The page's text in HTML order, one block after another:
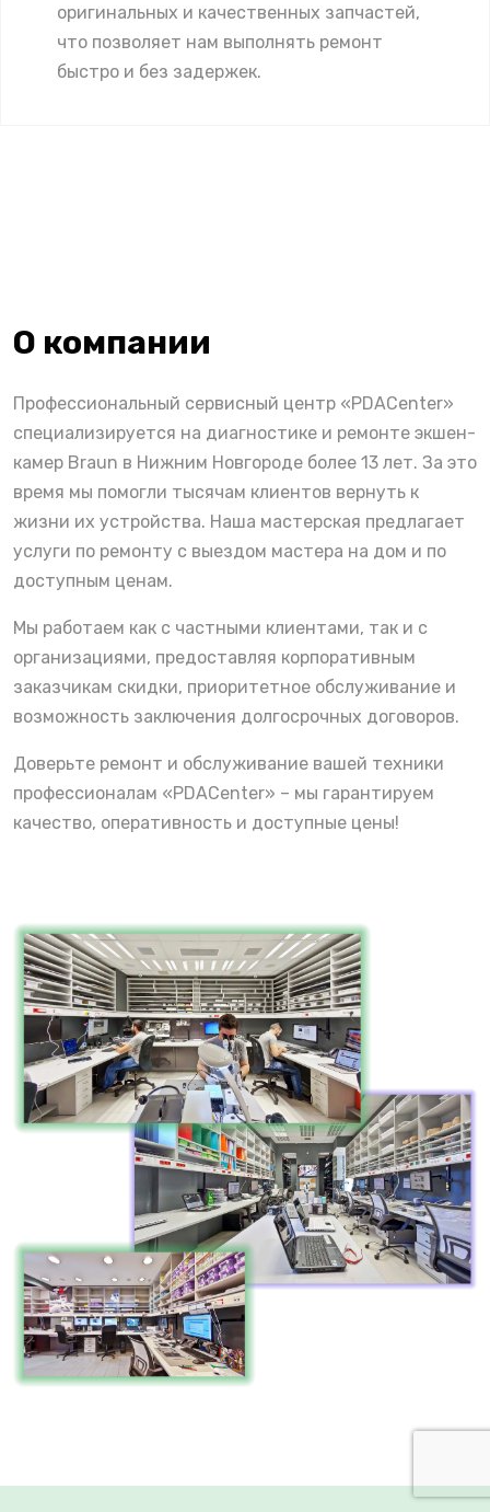
оригинальных и качественных запчастей,
что позволяет нам выполнять ремонт
быстро и без задержек.
О компании
Профессиональный сервисный центр «PDACenter»
специализируется на диагностике и ремонте экшен-
камер Braun в Нижним Новгороде более 13 лет. За это
время мы помогли тысячам клиентов вернуть к
жизни их устройства. Наша мастерская предлагает
услуги по ремонту с выездом мастера на дом и по
доступным ценам.
Мы работаем как с частными клиентами, так и с
организациями, предоставляя корпоративным
заказчикам скидки, приоритетное обслуживание и
возможность заключения долгосрочных договоров.
Доверьте ремонт и обслуживание вашей техники
профессионалам «PDACenter» – мы гарантируем
качество, оперативность и доступные цены!